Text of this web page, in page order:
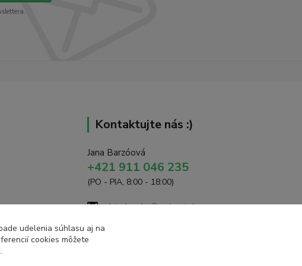
Kontaktujte nás :)
Jana Barzóová
+421 911 046 235
(PO - PIA, 8:00 - 18:00)
objednavky@naturaj.sk
udelenia súhlasu aj na
cookies môžete